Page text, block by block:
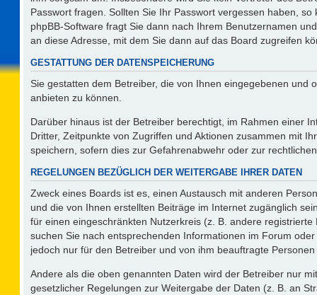
Passwort fragen. Sollten Sie Ihr Passwort vergessen haben,
phpBB-Software fragt Sie dann nach Ihrem Benutzernamen
an diese Adresse, mit dem Sie dann auf das Board zugreifen
GESTATTUNG DER DATENSPEICHERUNG
Sie gestatten dem Betreiber, die von Ihnen eingegebenen
anbieten zu können.
Darüber hinaus ist der Betreiber berechtigt, im Rahmen einer
Dritter, Zeitpunkte von Zugriffen und Aktionen zusammen mit
speichern, sofern dies zur Gefahrenabwehr oder zur
REGELUNGEN BEZÜGLICH DER WEITERGABE IHRER DATEN
Zweck eines Boards ist es, einen Austausch mit anderen
und die von Ihnen erstellten Beiträge im Internet zugänglich
für einen eingeschränkten Nutzerkreis (z. B. andere
suchen Sie nach entsprechenden Informationen im Forum
jedoch nur für den Betreiber und von ihm beauftragte
Andere als die oben genannten Daten wird der Betreiber nur
gesetzlicher Regelungen zur Weitergabe der Daten (z. B. an